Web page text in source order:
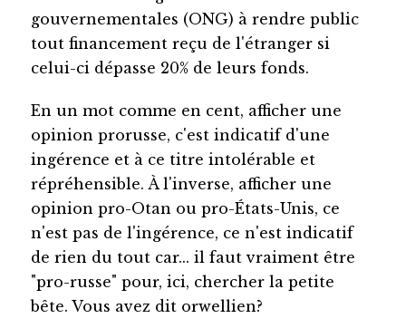
gouvernementales (ONG) à rendre public
tout financement reçu de l'étranger si
celui-ci dépasse 20% de leurs fonds.
En un mot comme en cent, afficher une
opinion prorusse, c'est indicatif d'une
ingérence et à ce titre intolérable et
répréhensible. À l'inverse, afficher une
opinion pro-Otan ou pro-États-Unis, ce
n'est pas de l'ingérence, ce n'est indicatif
de rien du tout car... il faut vraiment être
"pro-russe" pour, ici, chercher la petite
bête. Vous avez dit orwellien?